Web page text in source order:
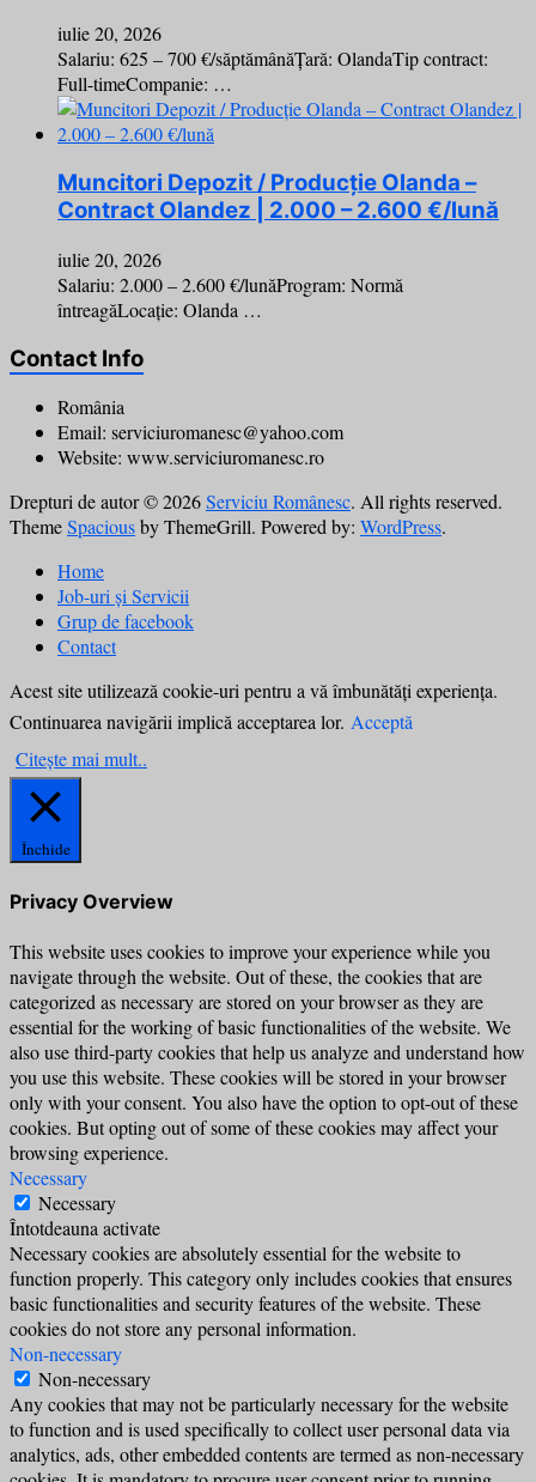
iulie 20, 2026
Salariu: 625 – 700 €/săptămânăȚară: OlandaTip contract:
Full-timeCompanie: …
Muncitori Depozit / Producție Olanda –
Contract Olandez | 2.000 – 2.600 €/lună
iulie 20, 2026
Salariu: 2.000 – 2.600 €/lunăProgram: Normă
întreagăLocație: Olanda …
Contact Info
România
Email: serviciuromanesc@yahoo.com
Website: www.serviciuromanesc.ro
Drepturi de autor © 2026Serviciu Românesc. All rights reserved.
ThemeSpaciousby ThemeGrill. Powered by: WordPress.
Home
Job-uri și Servicii
Grup de facebook
Contact
Acest site utilizează cookie-uri pentru a vă îmbunătăți experiența.
Continuarea navigării implică acceptarea lor. Acceptă
Citește mai mult..
Închide
Privacy Overview
This website uses cookies to improve your experience while you
navigate through the website. Out of these, the cookies that are
categorized as necessary are stored on your browser as they are
essential for the working of basic functionalities of the website. We
also use third-party cookies that help us analyze and understand how
you use this website. These cookies will be stored in your browser
only with your consent. You also have the option to opt-out of these
cookies. But opting out of some of these cookies may affect your
browsing experience.
Necessary
Necessary
Întotdeauna activate
Necessary cookies are absolutely essential for the website to
function properly. This category only includes cookies that ensures
basic functionalities and security features of the website. These
cookies do not store any personal information.
Non-necessary
Non-necessary
Any cookies that may not be particularly necessary for the website
to function and is used specifically to collect user personal data via
analytics, ads, other embedded contents are termed as non-necessary